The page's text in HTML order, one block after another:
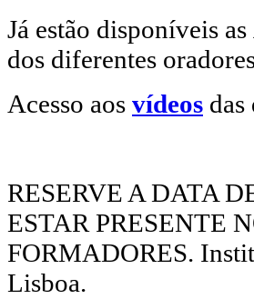
Já estão disponíveis as
dos diferentes
Acesso aos vídeos
RESERVE A DATA
ESTAR PRESENTE
FORMADORES.
Lisboa.